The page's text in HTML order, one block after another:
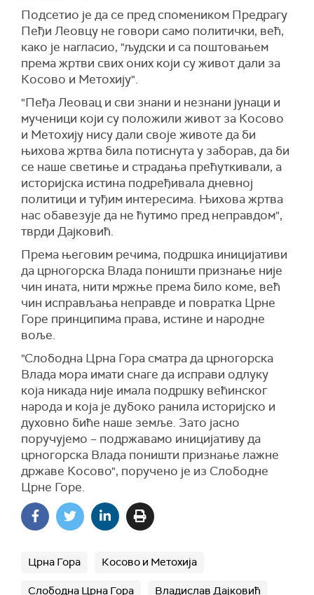
Подсетио је да се пред спомеником Предрагу
Пеђи Леовцу не говори само политички, већ,
како је нагласио, "људски и са поштовањем
према жртви свих оних који су живот дали за
Косово и Метохију".
"Пеђа Леовац и сви знани и незнани јунаци и
мученици који су положили живот за Косово
и Метохију нису дали своје животе да би
њихова жртва била потиснута у заборав, да би
се наше светиње и страдања прећуткивали, а
историјска истина подређивала дневној
политици и туђим интересима. Њихова жртва
нас обавезује да не ћутимо пред неправдом",
тврди Дајковић.
Према његовим речима, подршка иницијативи
да црногорска Влада поништи признање није
чин ината, нити мржње према било коме, већ
чин исправљања неправде и повратка Црне
Горе принципима права, истине и народне
воље.
"Слободна Црна Гора сматра да црногорска
Влада мора имати снаге да исправи одлуку
која никада није имала подршку већинског
народа и која је дубоко ранила историјско и
духовно биће наше земље. Зато јасно
поручујемо – подржавамо иницијативу да
црногорска Влада поништи признање лажне
државе Косово", поручено је из Слободне
Црне Горе.
Црна Гора Косово и Метохија
Слободна Црна Гора Владислав Дајковић